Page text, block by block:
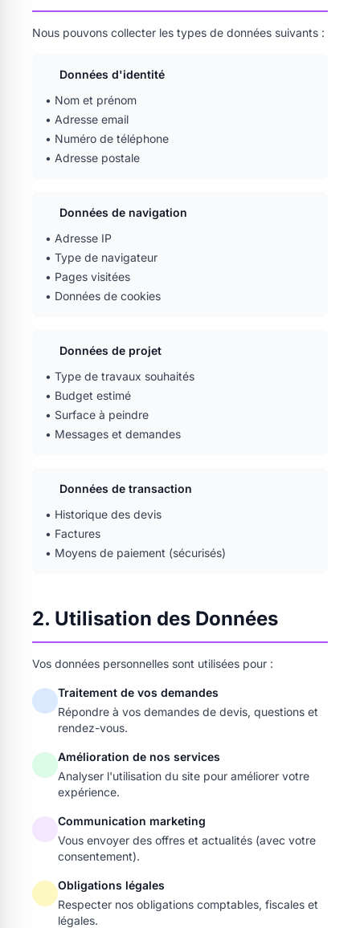
Nous pouvons collecter les types de données suivants :
Données d'identité
• Nom et prénom
• Adresse email
• Numéro de téléphone
• Adresse postale
Données de navigation
• Adresse IP
• Type de navigateur
• Pages visitées
• Données de cookies
Données de projet
• Type de travaux souhaités
• Budget estimé
• Surface à peindre
• Messages et demandes
Données de transaction
• Historique des devis
• Factures
• Moyens de paiement (sécurisés)
2. Utilisation des Données
Vos données personnelles sont utilisées pour :
Traitement de vos demandes
Répondre à vos demandes de devis, questions et
rendez-vous.
Amélioration de nos services
Analyser l'utilisation du site pour améliorer votre
expérience.
Communication marketing
Vous envoyer des offres et actualités (avec votre
consentement).
Obligations légales
Respecter nos obligations comptables, fiscales et
légales.